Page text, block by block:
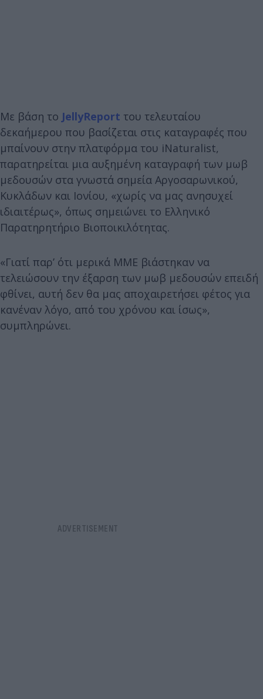
Με βάση το JellyReport του τελευταίου
δεκαήμερου που βασίζεται στις καταγραφές που
μπαίνουν στην πλατφόρμα του iNaturalist,
παρατηρείται μια αυξημένη καταγραφή των μωβ
μεδουσών στα γνωστά σημεία Αργοσαρωνικού,
Κυκλάδων και Ιονίου, «χωρίς να μας ανησυχεί
ιδιαιτέρως», όπως σημειώνει το Ελληνικό
Παρατηρητήριο Βιοποικιλότητας.
«Γιατί παρ’ ότι μερικά ΜΜΕ βιάστηκαν να
τελειώσουν την έξαρση των μωβ μεδουσών επειδή
φθίνει, αυτή δεν θα μας αποχαιρετήσει φέτος για
κανέναν λόγο, από του χρόνου και ίσως»,
συμπληρώνει.